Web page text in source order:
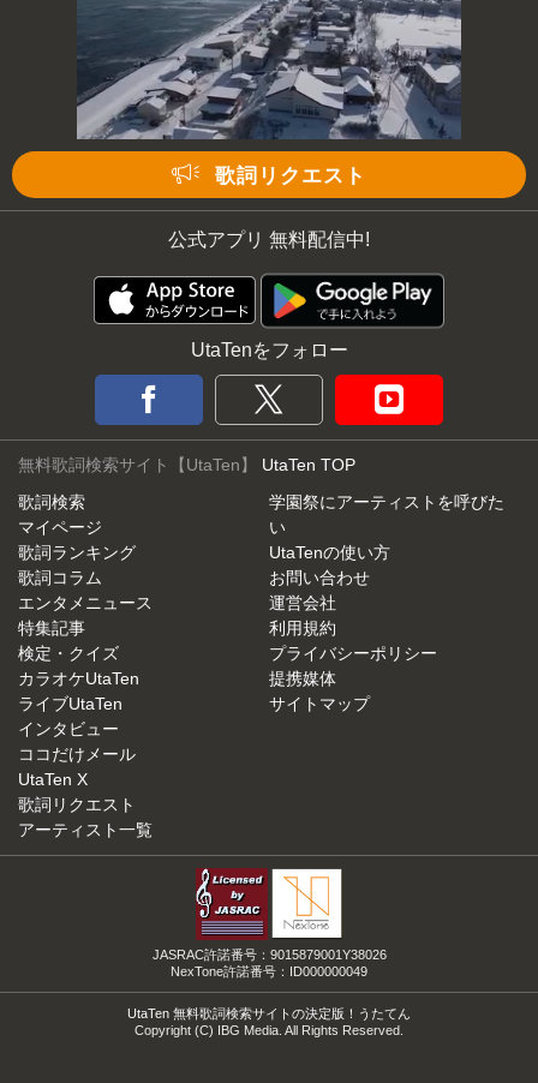
次の動画まで 3 キャンセル
歌詞リクエスト
公式アプリ 無料配信中!
UtaTenをフォロー
無料歌詞検索サイト【UtaTen】 UtaTen TOP
歌詞検索
マイページ
歌詞ランキング
歌詞コラム
エンタメニュース
特集記事
検定・クイズ
カラオケUtaTen
ライブUtaTen
インタビュー
ココだけメール
UtaTen X
歌詞リクエスト
アーティスト一覧
学園祭にアーティストを呼びた
い
UtaTenの使い方
お問い合わせ
運営会社
利用規約
プライバシーポリシー
提携媒体
サイトマップ
JASRAC許諾番号：9015879001Y38026
NexTone許諾番号：ID000000049
UtaTen 無料歌詞検索サイトの決定版！うたてん
Copyright (C) IBG Media. All Rights Reserved.